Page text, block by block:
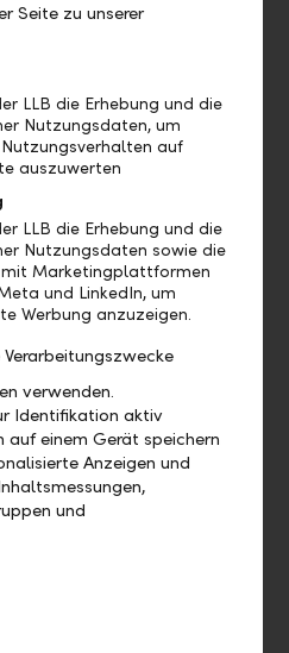
programme
the banking world in a
explore your opportunities
Management Trainee
for 18 months.
more
Trainee programme
Seite zu unserer
LLB die Erhebung und die
Nutzungsdaten, um
auf
auszuwerten
LLB die Erhebung und die
Nutzungsdaten sowie die
mit Marketingplattformen
und LinkedIn, um
Werbung anzuzeigen.
verwenden.
Identifikation aktiv
einem Gerät speichern
Anzeigen und
und